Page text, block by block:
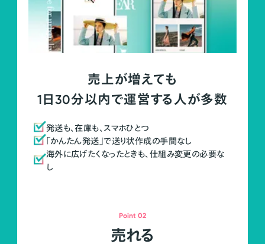
売上が増えても
1日30分以内で運営する人が多数
発送も、在庫も、スマホひとつ
「かんたん発送」で送り状作成の手間なし
海外に広げたくなったときも、仕組み変更の必要な
し
Point 02
売れる